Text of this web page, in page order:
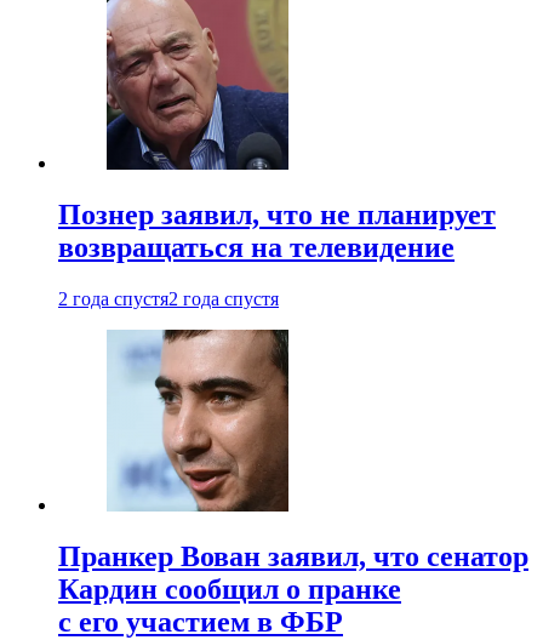
Познер заявил, что не планирует
возвращаться на телевидение
2 года спустя2 года спустя
Пранкер Вован заявил, что сенатор
Кардин сообщил о пранке
с его участием в ФБР